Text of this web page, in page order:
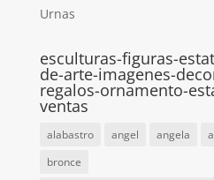
Urnas
esculturas-figuras-
de-arte-imagenes-
regalos-ornamento-
ventas
alabastro angel angela
bronce